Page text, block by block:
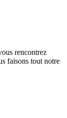
rencontrez
faisons tout notre